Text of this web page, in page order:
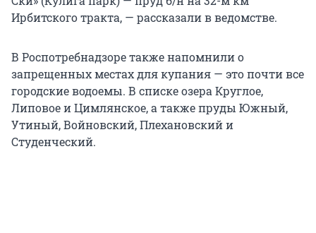
Ирбитского тракта, — рассказали в ведомстве.
В Роспотребнадзоре также напомнили о
запрещенных местах для купания — это почти все
городские водоемы. В списке озера Круглое,
Липовое и Цимлянское, а также пруды Южный,
Утиный, Войновский, Плехановский и
Студенческий.